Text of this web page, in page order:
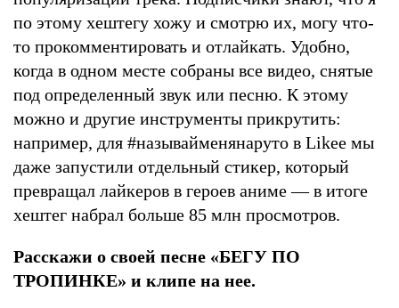
по этому хештегу хожу и смотрю их, могу что-
то прокомментировать и отлайкать. Удобно,
когда в одном месте собраны все видео, снятые
под определенный звук или песню. К этому
можно и другие инструменты прикрутить:
например, для #называйменянаруто в Likee мы
даже запустили отдельный стикер, который
превращал лайкеров в героев аниме — в итоге
хештег набрал больше 85 млн просмотров.
Расскажи о своей песне «БЕГУ ПО
ТРОПИНКЕ» и клипе на нее.